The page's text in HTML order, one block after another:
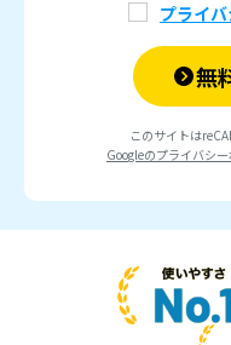
プライ
無
このサイトは
Googleのプライバシ